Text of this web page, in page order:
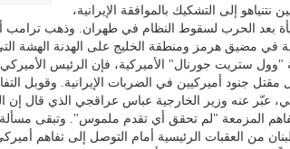
نتنياهو إلى التشكيك بالموافقة الإيرانية،
بعد الحرب لسقوط النظام في طهران. وذهب ترامب
ستريت جورنال" الأميركية، فإن الرئيس الأميركي
جنود أميركيين في الضربات الإيرانية. وقوبل
عبّر عنه وزير الخارجية عباس عراقجي الذي قال إن
المزمعة "لم تحقق أي تقدم ملموس". وتبقى
من العقبات الرئيسية أمام التوصل إلى تفاهم